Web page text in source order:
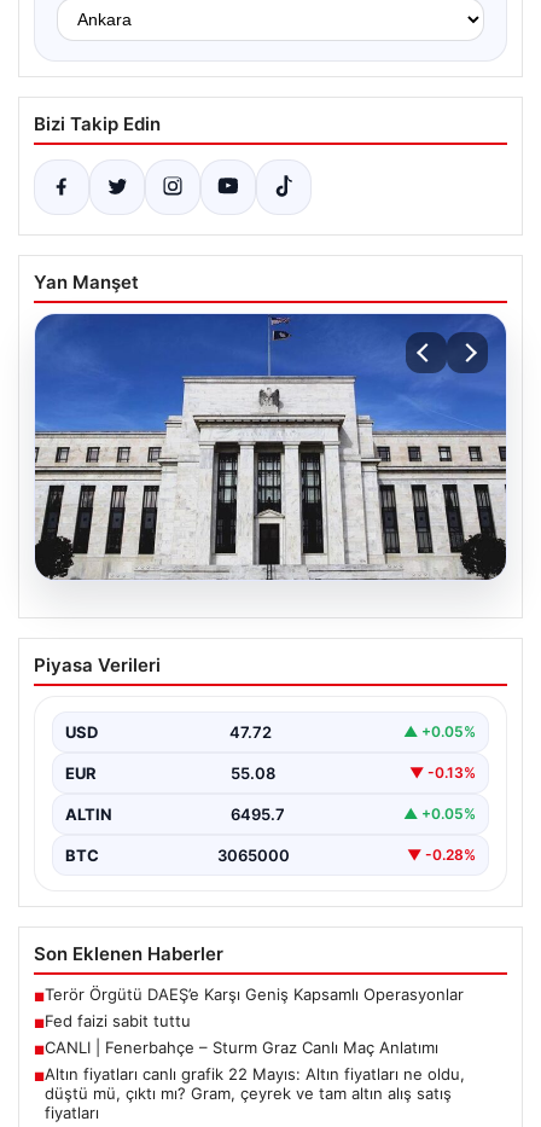
Bizi Takip Edin
Yan Manşet
Fed faizi sabit tuttu
Piyasa Verileri
USD 47.72 ▲ +0.05%
EUR 55.08 ▼ -0.13%
ALTIN 6495.7 ▲ +0.05%
BTC 3065000 ▼ -0.28%
Son Eklenen Haberler
■Terör Örgütü DAEŞ’e Karşı Geniş Kapsamlı Operasyonlar
■Fed faizi sabit tuttu
■CANLI | Fenerbahçe – Sturm Graz Canlı Maç Anlatımı
■Altın fiyatları canlı grafik 22 Mayıs: Altın fiyatları ne oldu,
düştü mü, çıktı mı? Gram, çeyrek ve tam altın alış satış
fiyatları